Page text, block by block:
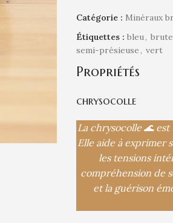
Catégorie : Minéraux
Étiquettes : bleu, brute
semi-présieuse, vert
Propriétés
chrysocolle
La chrysocolle 🌊
Elle aide à exprimer
les tensions
compréhension de
et la guérison